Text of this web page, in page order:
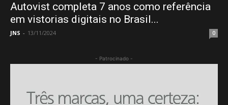
Autovist completa 7 anos como referência
em vistorias digitais no Brasil...
JNS - 13/11/2024 0
- Patrocinado -